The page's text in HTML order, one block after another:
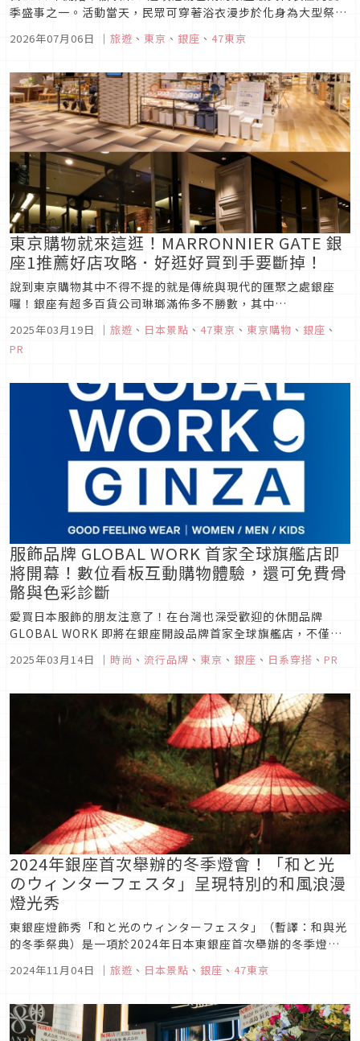
季盛事之一。活動當天，民眾可穿著浴衣漫步於化身為大型祭典
的打水活動，還能品嚐集結銀座老字號名店的特色屋台美食。此
等符合條件者，還有...
2026年07月06日 ｜ 旅遊 、 東京 、 銀座 、 47東京
東京購物就來這逛！MARRONNIER GATE 銀
座1推薦好店攻略．好逛好買到手要斷掉！
說到東京購物其中不得不提的就是傳統與現代的匯聚之處銀座
囉！銀座有超多百貨公司琳瑯滿佈多不勝數，其中
聖地，而到底該怎麼樣高效率的來到MARRONNIER GATE 銀座
1並且滿足你的購物慾望呢？今天Japaholic編輯部精選出8個
2025年03月19日 ｜ 旅遊 、 日本景點 、 47東京 、 東京購物 、 銀座 、
PR
服飾品牌 GLOBAL WORK 首家全球旗艦店即
將開幕！數位看板互動購物體驗，還可免費骨
骼與色彩診斷
愛買日本服飾的朋友注意了！在台灣也深受歡迎的休閒品牌
GLOBAL WORK 即將在銀座開設品牌首家全球旗艦店，不僅商
2025年03月14日 ｜ 時尚 、 流行品牌 、 東京 、 銀座 、 日系穿搭 、 PR
2024年銀座首次舉辦的冬季燈會！「和と光
のウィンターフェスタ」呈現特別的和風浪漫
燈光秀
東銀座燈飾秀「和と光のウィンターフェスタ」（暫譯：和與光
的冬季祭典）是一項於2024年日本東銀座首次舉辦的冬季燈
受到和風氛圍，既能感受到日本傳統之美，又能夠享受美麗的景
2024年11月04日 ｜ 旅遊 、 日本景點 、 銀座 、 47東京